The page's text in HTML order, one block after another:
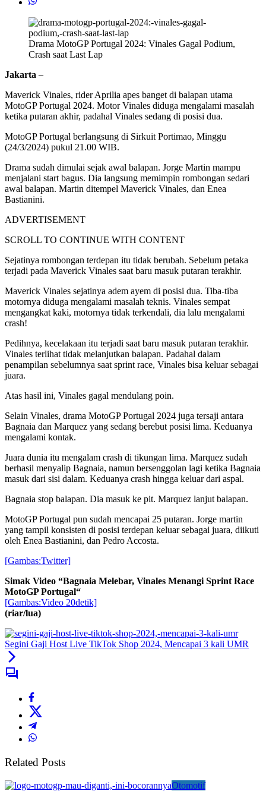
Drama MotoGP Portugal 2024: Vinales Gagal Podium,
Crash saat Last Lap
Jakarta –
Maverick Vinales, rider Aprilia apes banget di balapan utama
MotoGP Portugal 2024. Motor Vinales diduga mengalami masalah
ketika putaran akhir, padahal Vinales sedang di posisi dua.
MotoGP Portugal berlangsung di Sirkuit Portimao, Minggu
(24/3/2024) pukul 21.00 WIB.
Drama sudah dimulai sejak awal balapan. Jorge Martin mampu
menjalani start bagus. Dia langsung memimpin rombongan sedari
awal balapan. Martin ditempel Maverick Vinales, dan Enea
Bastianini.
ADVERTISEMENT
SCROLL TO CONTINUE WITH CONTENT
Sejatinya rombongan terdepan itu tidak berubah. Sebelum petaka
terjadi pada Maverick Vinales saat baru masuk putaran terakhir.
Maverick Vinales sejatinya adem ayem di posisi dua. Tiba-tiba
motornya diduga mengalami masalah teknis. Vinales sempat
mengangkat kaki, motornya tidak terkendali, dia lalu mengalami
crash!
Pedihnya, kecelakaan itu terjadi saat baru masuk putaran terakhir.
Vinales terlihat tidak melanjutkan balapan. Padahal dalam
penampilan sebelumnya saat sprint race, Vinales bisa keluar sebagai
juara.
Atas hasil ini, Vinales gagal mendulang poin.
Selain Vinales, drama MotoGP Portugal 2024 juga tersaji antara
Bagnaia dan Marquez yang sedang berebut posisi lima. Keduanya
mengalami kontak.
Juara dunia itu mengalam crash di tikungan lima. Marquez sudah
berhasil menyalip Bagnaia, namun bersenggolan lagi ketika Bagnaia
masuk dari sisi dalam. Keduanya crash hingga keluar dari aspal.
Bagnaia stop balapan. Dia masuk ke pit. Marquez lanjut balapan.
MotoGP Portugal pun sudah mencapai 25 putaran. Jorge martin
yang tampil konsisten di posisi terdepan keluar sebagai juara, diikuti
oleh Enea Bastianini, dan Pedro Accosta.
[Gambas:Twitter]
Simak Video “Bagnaia Melebar, Vinales Menangi Sprint Race
MotoGP Portugal“
[Gambas:Video 20detik]
(riar/lua)
Segini Gaji Host Live TikTok Shop 2024, Mencapai 3 kali UMR
Related Posts
Otomotif